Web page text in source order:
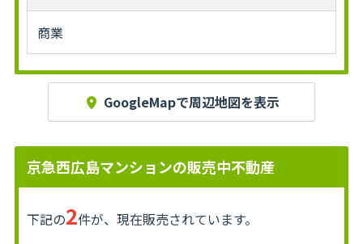
商業
GoogleMapで周辺地図を表示
京急西広島マンションの販売中不動産
下記の2件が、現在販売されています。